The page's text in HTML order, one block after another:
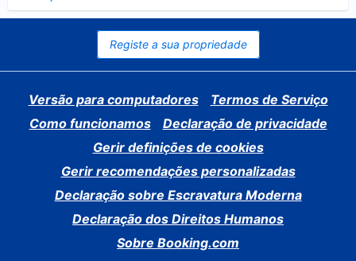
Registe a sua propriedade
Versão para computadores
Termos de Serviço
Como funcionamos
Declaração de privacidade
Gerir definições de cookies
Gerir recomendações personalizadas
Declaração sobre Escravatura Moderna
Declaração dos Direitos Humanos
Sobre Booking.com